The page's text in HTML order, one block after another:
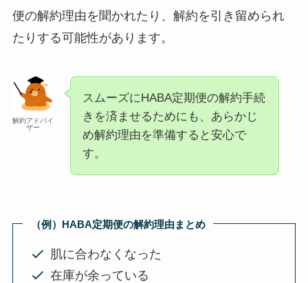
便の解約理由を聞かれたり、解約を引き留められ
たりする可能性があります。
解約アドバイ
ザー
スムーズにHABA定期便の解約手続
きを済ませるためにも、あらかじ
め解約理由を準備すると安心で
す。
（例）HABA定期便の解約理由まとめ
肌に合わなくなった
在庫が余っている